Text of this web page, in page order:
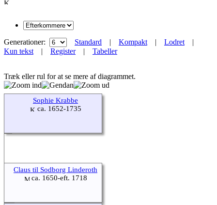
Generationer: Standard | Kompakt | Lodret |
Kun tekst | Register| Tabeller
Træk eller rul for at se mere af diagrammet.
Sophie Krabbe
ca. 1652-1735
Claus til Sodborg Linderoth
ca. 1650-eft. 1718